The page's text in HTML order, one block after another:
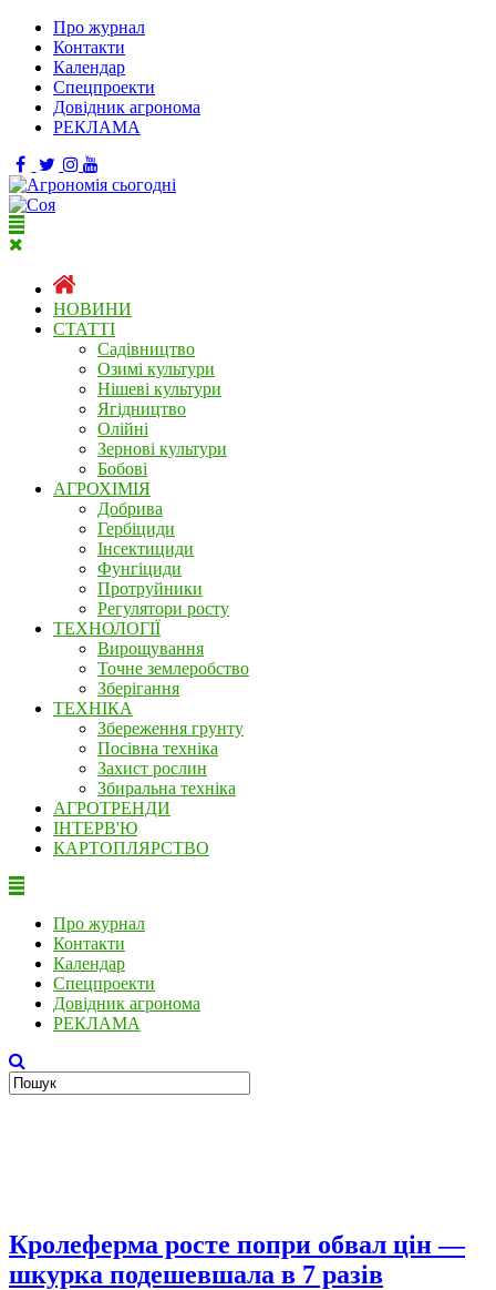
Про журнал
Контакти
Календар
Спецпроекти
Довідник агронома
РЕКЛАМА
НОВИНИ
СТАТТІ
Садівництво
Озимі культури
Нішеві культури
Ягідництво
Олійні
Зернові культури
Бобові
АГРОХІМІЯ
Добрива
Гербіциди
Інсектициди
Фунгіциди
Протруйники
Регулятори росту
ТЕХНОЛОГІЇ
Вирощування
Точне землеробство
Зберігання
ТЕХНІКА
Збереження грунту
Посівна техніка
Захист рослин
Збиральна техніка
АГРОТРЕНДИ
ІНТЕРВ'Ю
КАРТОПЛЯРСТВО
Про журнал
Контакти
Календар
Спецпроекти
Довідник агронома
РЕКЛАМА
Кролеферма росте попри обвал цін —
шкурка подешевшала в 7 разів